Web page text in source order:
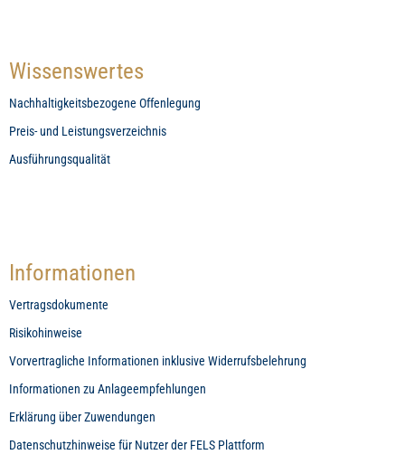
Wissenswertes
Nachhaltigkeitsbezogene Offenlegung
Preis- und Leistungsverzeichnis
Ausführungsqualität
Informationen
Vertragsdokumente
Risikohinweise
Vorvertragliche Informationen inklusive Widerrufsbelehrung
Informationen zu Anlageempfehlungen
Erklärung über Zuwendungen
Datenschutzhinweise für Nutzer der FELS Plattform